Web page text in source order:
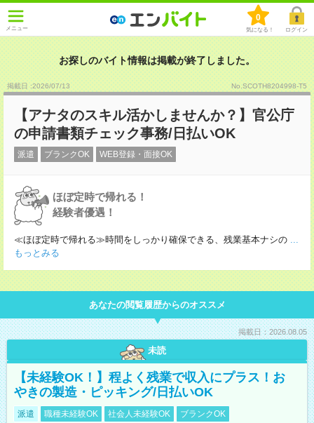
メニュー
0
気になる！ ログイン
お探しのバイト情報は掲載が終了しました。
掲載日 :2026/07/13 No.SCOTH8204998-T5
【アナタのスキル活かしませんか？】官公庁
の申請書類チェック事務/日払いOK
派遣 ブランクOK WEB登録・面接OK
ほぼ定時で帰れる！
経験者優遇！
≪ほぼ定時で帰れる≫時間をしっかり確保できる、残業基本ナシの ...
もっとみる
あなたの閲覧履歴からのオススメ
掲載日：2026.08.05
未読
【未経験OK！】程よく残業で収入にプラス！お
やきの製造・ピッキング/日払いOK
派遣 職種未経験OK 社会人未経験OK
ブランクOK